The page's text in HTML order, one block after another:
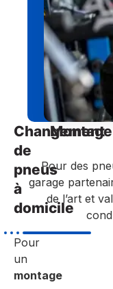
Changement
de
pneus
à
domicile
Pour
un
montage
Pour des
garage
de l’art et